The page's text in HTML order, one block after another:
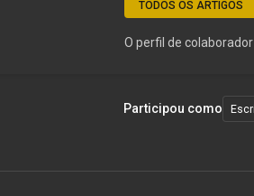
TODOS OS ARTIGOS
O perfil de
Participou como